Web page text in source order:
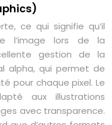
ce qui signifie qu’il
l’image lors de la
gestion de la
alpha, qui permet de
pour chaque pixel. Le
aux illustrations
avec transparence.